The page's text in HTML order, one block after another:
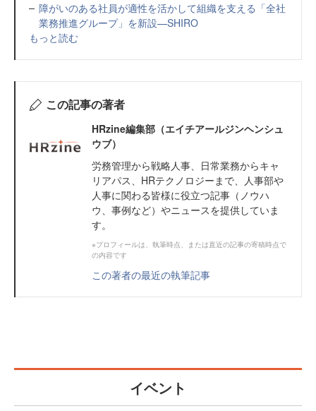
障がいのある社員が適性を活かして組織を支える「全社
業務推進グループ」を新設—SHIRO
もっと読む
この記事の著者
HRzine編集部（エイチアールジンヘンシュ
ウブ）
労務管理から戦略人事、日常業務からキャ
リアパス、HRテクノロジーまで、人事部や
人事に関わる皆様に役立つ記事（ノウハ
ウ、事例など）やニュースを提供していま
す。
※プロフィールは、執筆時点、または直近の記事の寄稿時点で
の内容です
この著者の最近の執筆記事
イベント